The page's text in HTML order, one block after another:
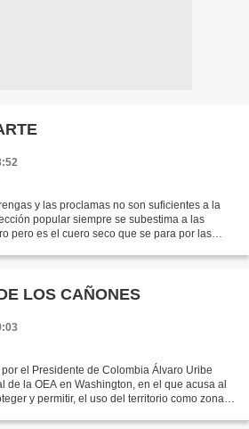
y las proclamas no son suficientes a la
popular siempre se subestima a las
pero es el cuero seco que se para por las
LOS CAÑONES
el Presidente de Colombia Álvaro Uribe
de la OEA en Washington, en el que acusa al
y permitir, el uso del territorio como zona